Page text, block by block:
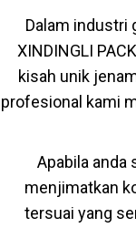
Dalam industri
XINDINGLI
kisah unik
profesional kami
Apabila anda
menjimatkan
tersuai yang